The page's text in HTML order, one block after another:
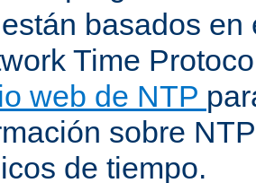
basados en
Time
web de NTP
sobre
de tiempo.